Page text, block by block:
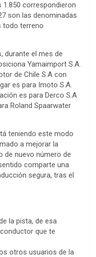
1.850 correspondieron
son las denominadas
todo terreno
durante el mes de
Yamaimport S.A.
de Chile S.A con
es para Imoto S.A.
es para Derco S.A
Roland Spaarwater
teniendo este modo
a mejorar la
de nuevo número de
comparte una
segura, tras el
la pista, de esa
que te
otros usuarios de la